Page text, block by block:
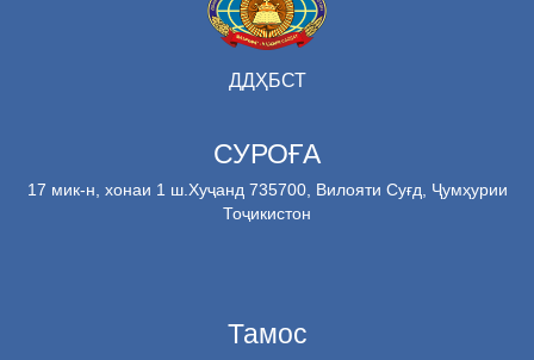
ДДҲБСТ
СУРОҒА
17 мик-н, хонаи 1 ш.Хуҷанд 735700, Вилояти Суғд, Ҷумҳурии
Тоҷикистон
Тамос